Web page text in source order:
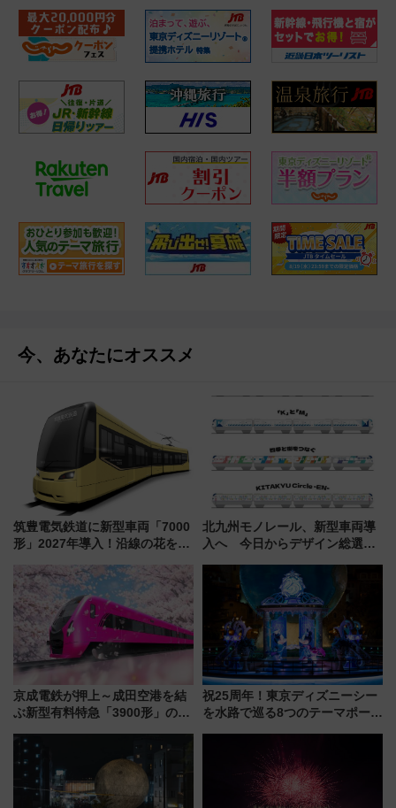
今、あなたにオススメ
筑豊電気鉄道に新型車両「7000
形」2027年導入！沿線の花をイ
内は落ち着いたゆとりある空間
に
北九州モノレール、新型車両導
入へ 今日からデザイン総選挙
京成電鉄が押上～成田空港を結
ぶ新型有料特急「3900形」のコ
募集も実施
祝25周年！東京ディズニーシー
を水路で巡る8つのテーマポート